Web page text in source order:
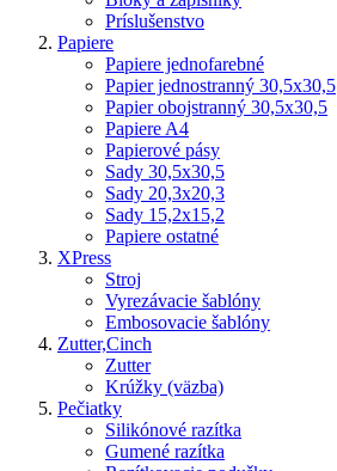
Príslušenstvo
Papiere
Papiere jednofarebné
Papier jednostranný 30,5x30,5
Papier obojstranný 30,5x30,5
Papiere A4
Papierové pásy
Sady 30,5x30,5
Sady 20,3x20,3
Sady 15,2x15,2
Papiere ostatné
XPress
Stroj
Vyrezávacie šablóny
Embosovacie šablóny
Zutter,Cinch
Zutter
Krúžky (väzba)
Pečiatky
Silikónové razítka
Gumené razítka